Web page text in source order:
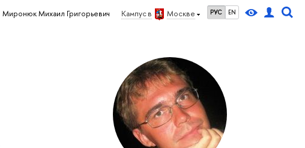
Кампус в Москве РУС EN
Миронюк Михаил Григорьевич